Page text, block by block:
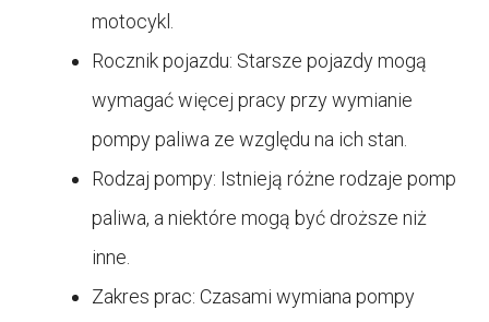
motocykl.
Rocznik pojazdu: Starsze pojazdy mogą
wymagać więcej pracy przy wymianie
pompy paliwa ze względu na ich stan.
Rodzaj pompy: Istnieją różne rodzaje pomp
paliwa, a niektóre mogą być droższe niż
inne.
Zakres prac: Czasami wymiana pompy